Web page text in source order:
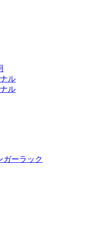
ル
ル
ガーラック